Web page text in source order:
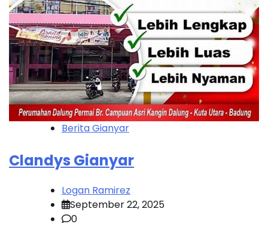
Berita Gianyar
Clandys Gianyar
Logan Ramirez
September 22, 2025
0